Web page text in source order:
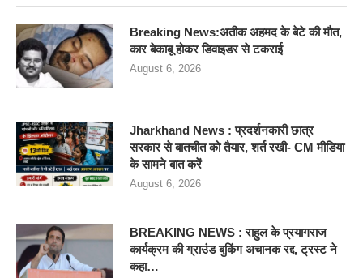
Breaking News:अतीक अहमद के बेटे की मौत,
कार बेकाबू होकर डिवाइडर से टकराई
August 6, 2026
Jharkhand News : प्रदर्शनकारी छात्र
सरकार से बातचीत को तैयार, शर्त रखी- CM मीडिया
के सामने बात करें
August 6, 2026
BREAKING NEWS : राहुल के प्रयागराज
कार्यक्रम की ग्राउंड बुकिंग अचानक रद्द, ट्रस्ट ने
कहा…